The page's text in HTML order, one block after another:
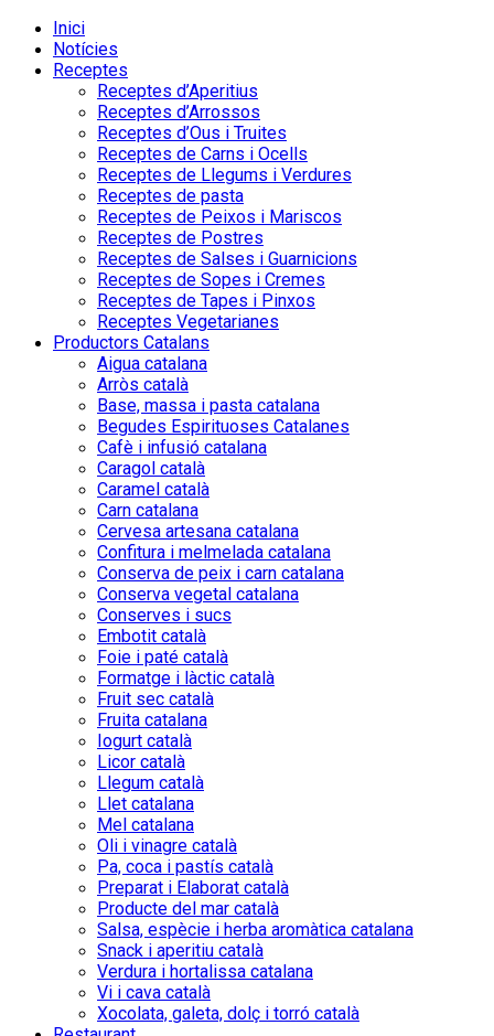
Inici
Notícies
Receptes
Receptes d’Aperitius
Receptes d’Arrossos
Receptes d’Ous i Truites
Receptes de Carns i Ocells
Receptes de Llegums i Verdures
Receptes de pasta
Receptes de Peixos i Mariscos
Receptes de Postres
Receptes de Salses i Guarnicions
Receptes de Sopes i Cremes
Receptes de Tapes i Pinxos
Receptes Vegetarianes
Productors Catalans
Aigua catalana
Arròs català
Base, massa i pasta catalana
Begudes Espirituoses Catalanes
Cafè i infusió catalana
Caragol català
Caramel català
Carn catalana
Cervesa artesana catalana
Confitura i melmelada catalana
Conserva de peix i carn catalana
Conserva vegetal catalana
Conserves i sucs
Embotit català
Foie i paté català
Formatge i làctic català
Fruit sec català
Fruita catalana
Iogurt català
Licor català
Llegum català
Llet catalana
Mel catalana
Oli i vinagre català
Pa, coca i pastís català
Preparat i Elaborat català
Producte del mar català
Salsa, espècie i herba aromàtica catalana
Snack i aperitiu català
Verdura i hortalissa catalana
Vi i cava català
Xocolata, galeta, dolç i torró català